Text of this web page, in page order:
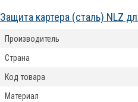
Защита картера (сталь) NLZ
Производитель
Страна
Код товара
Материал